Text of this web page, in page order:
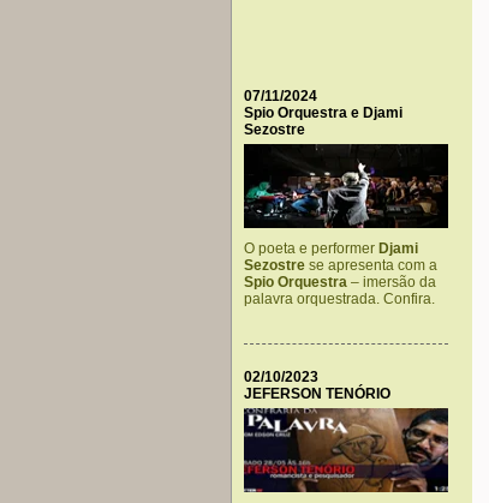
07/11/2024
Spio Orquestra e Djami
Sezostre
O poeta e performer Djami
Sezostre se apresenta com a
Spio Orquestra – imersão da
palavra orquestrada. Confira.
02/10/2023
JEFERSON TENÓRIO